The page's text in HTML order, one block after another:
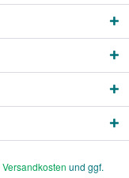
Versandkosten und ggf.